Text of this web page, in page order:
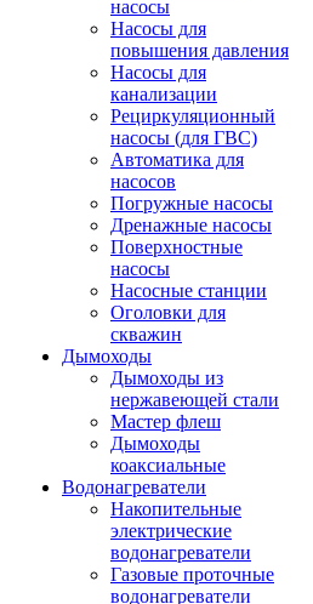
насосы
Насосы для
повышения давления
Насосы для
канализации
Рециркуляционный
насосы (для ГВС)
Автоматика для
насосов
Погружные насосы
Дренажные насосы
Поверхностные
насосы
Насосные станции
Оголовки для
скважин
Дымоходы
Дымоходы из
нержавеющей стали
Мастер флеш
Дымоходы
коаксиальные
Водонагреватели
Накопительные
электрические
водонагреватели
Газовые проточные
водонагреватели